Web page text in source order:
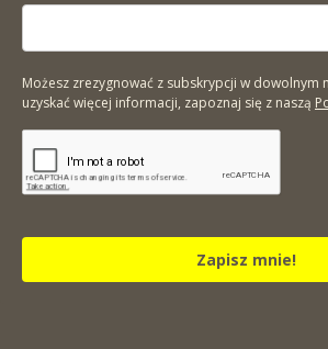
Możesz zrezygnować z subskrypcji w dowolnym
uzyskać więcej informacji, zapoznaj się z naszą
Zapisz mnie!